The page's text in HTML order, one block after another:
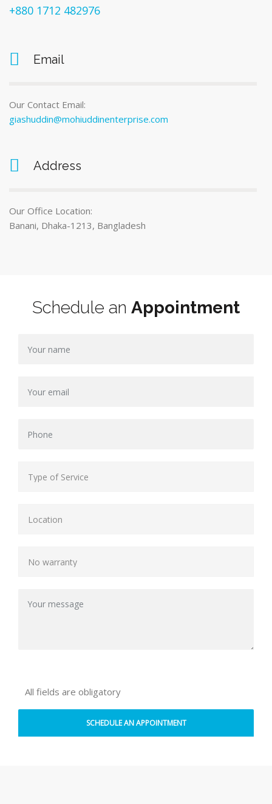
+880 1712 482976
Email
Our Contact Email:
giashuddin@mohiuddinenterprise.com
Address
Our Office Location:
Banani, Dhaka-1213, Bangladesh
Schedule an Appointment
All fields are obligatory